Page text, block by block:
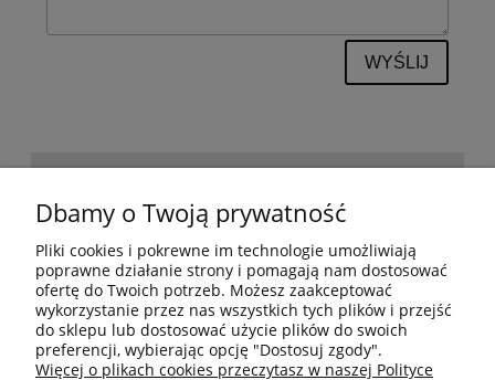
WYŚLIJ
BESTSELLERY
MOJE KONTO
Dbamy o Twoją prywatność
Pliki cookies i pokrewne im technologie umożliwiają
poprawne działanie strony i pomagają nam dostosować
ofertę do Twoich potrzeb. Możesz zaakceptować
wykorzystanie przez nas wszystkich tych plików i przejść
do sklepu lub dostosować użycie plików do swoich
preferencji, wybierając opcję "Dostosuj zgody".
Więcej o plikach cookies przeczytasz w naszej Polityce